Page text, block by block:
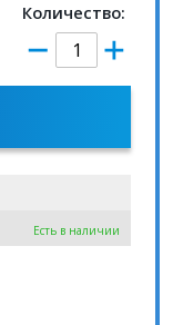
Количество:
Есть в наличии